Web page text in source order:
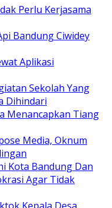
Perlu Kerjasama
Bandung Ciwidey
Aplikasi
Sekolah Yang
Dihindari
Menancapkan Tiang
Media, Oknum
Kota Bandung Dan
Agar Tidak